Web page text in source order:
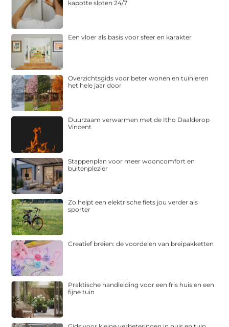
kapotte sloten 24/7
Een vloer als basis voor sfeer en karakter
Overzichtsgids voor beter wonen en tuinieren
het hele jaar door
Duurzaam verwarmen met de Itho Daalderop
Vincent
Stappenplan voor meer wooncomfort en
buitenplezier
Zo helpt een elektrische fiets jou verder als
sporter
Creatief breien: de voordelen van breipakketten
Praktische handleiding voor een fris huis en een
fijne tuin